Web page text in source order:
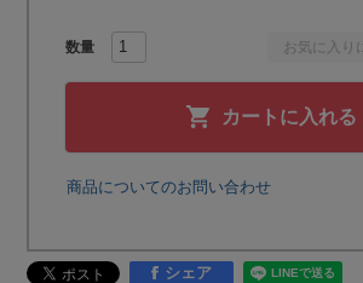
お気に入り
カートに入れる
商品についてのお問い合わせ
シェア